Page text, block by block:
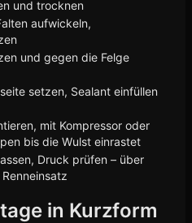
und trocknen
aufwickeln,
und gegen die Felge
setzen, Sealant einfüllen
mit Kompressor oder
bis die Wulst einrastet
Druck prüfen – über
in Kurzform